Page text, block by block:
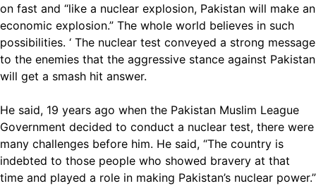
on fast and “like a nuclear explosion, Pakistan will make an
economic explosion.” The whole world believes in such
possibilities. ‘ The nuclear test conveyed a strong message
to the enemies that the aggressive stance against Pakistan
will get a smash hit answer.
He said, 19 years ago when the Pakistan Muslim League
Government decided to conduct a nuclear test, there were
many challenges before him. He said, “The country is
indebted to those people who showed bravery at that
time and played a role in making Pakistan’s nuclear power.”